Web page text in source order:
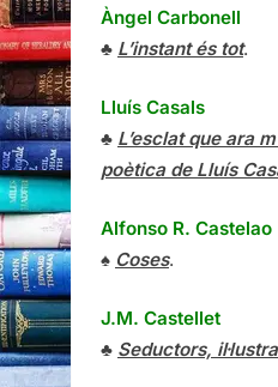
Àngel Carbonell
♣ L’instant és tot.
Lluís Casals
♣ L’esclat que ara
poètica de Lluís
Alfonso R. Castelao
♠ Coses.
J.M. Castellet
♣ Seductors,